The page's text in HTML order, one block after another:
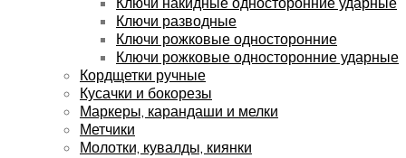
Ключи разводные
Ключи рожковые односторонние
Ключи рожковые односторонние ударные
Кордщетки ручные
Кусачки и бокорезы
Маркеры, карандаши и мелки
Метчики
Молотки, кувалды, киянки